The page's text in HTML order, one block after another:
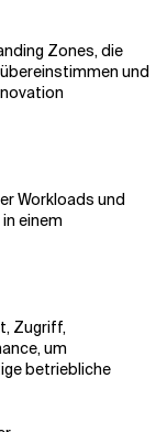
Zones, die
und
Workloads und
einem
Zugriff,
um
betriebliche